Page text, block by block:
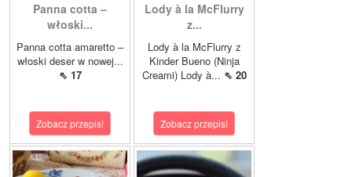
Panna cotta –
włoski...
Panna cotta amaretto –
włoski deser w nowej...
⇖ 17
Zobacz przepis!
Lody à la McFlurry
z...
Lody à la McFlurry z
Kinder Bueno (Ninja
Creami) Lody à... ⇖ 20
Zobacz przepis!